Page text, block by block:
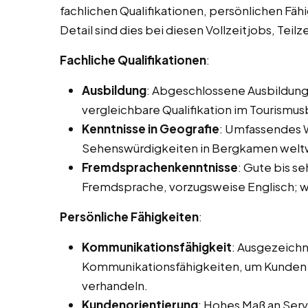
fachlichen Qualifikationen, persönlichen
Detail sind dies bei diesen Vollzeitjobs,
Fachliche Qualifikationen:
Ausbildung: Abgeschlossene
vergleichbare Qualifikation im
Kenntnisse in Geografie: Umfassendes
Sehenswürdigkeiten in Bergkamen
Fremdsprachenkenntnisse: Gute bis
Fremdsprache, vorzugsweise Englisch;
Persönliche Fähigkeiten:
Kommunikationsfähigkeit:
Kommunikationsfähigkeiten, um
verhandeln.
Kundenorientierung: Hohes Maß an